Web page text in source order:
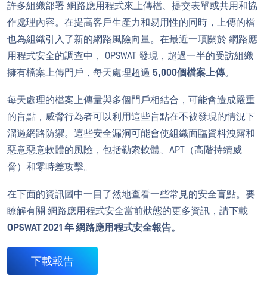
許多組織部署 網路應用程式來上傳檔、提交表單或共用和協
作處理內容。在提高客戶生產力和易用性的同時，上傳的檔
也為組織引入了新的網路風險向量。在最近一項關於 網路應
用程式安全的調查中， OPSWAT 發現，超過一半的受訪組織
擁有檔案上傳門戶，每天處理超過 5,000個檔案上傳。
每天處理的檔案上傳量與多個門戶相結合，可能會造成嚴重
的盲點，威脅行為者可以利用這些盲點在不被發現的情況下
溜過網路防禦。這些安全漏洞可能會使組織面臨資料洩露和
惡意惡意軟體的風險，包括勒索軟體、APT（高階持續威
脅）和零時差攻擊。
在下面的資訊圖中一目了然地查看一些常見的安全盲點。要
瞭解有關 網路應用程式安全當前狀態的更多資訊，請下載
OPSWAT 2021 年 網路應用程式安全報告。
下載報告